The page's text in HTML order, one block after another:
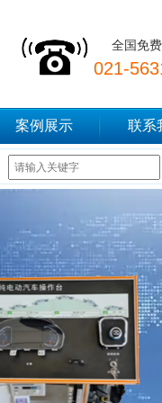
全国免
021-
案例展示 联系